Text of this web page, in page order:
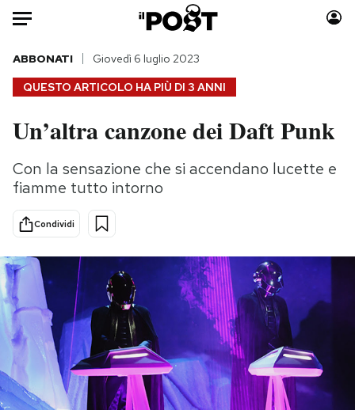
Auto
HOME
Italia
Politica
Internet
Cultura
Economia
Sport
Moda
Consumismi
Europa
Altrecose
Mondiali calcio 2026
PODCAST
QUESTO ARTICOLO HA PIÙ DI 3 ANNI
ABBONATI Giovedì 6 luglio 2023
Un’altra canzone dei Daft Punk
Con la sensazione che si accendano lucette e
fiamme tutto intorno
Condividi